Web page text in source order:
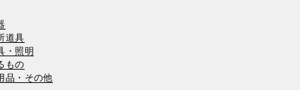
道具
・照明
もの
品・その他